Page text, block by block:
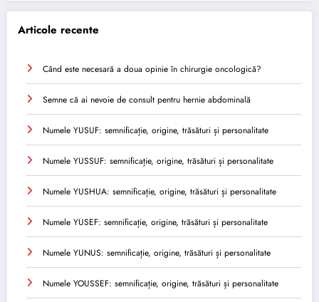
Articole recente
Când este necesară a doua opinie în chirurgie oncologică?
Semne că ai nevoie de consult pentru hernie abdominală
Numele YUSUF: semnificație, origine, trăsături și personalitate
Numele YUSSUF: semnificație, origine, trăsături și personalitate
Numele YUSHUA: semnificație, origine, trăsături și personalitate
Numele YUSEF: semnificație, origine, trăsături și personalitate
Numele YUNUS: semnificație, origine, trăsături și personalitate
Numele YOUSSEF: semnificație, origine, trăsături și personalitate